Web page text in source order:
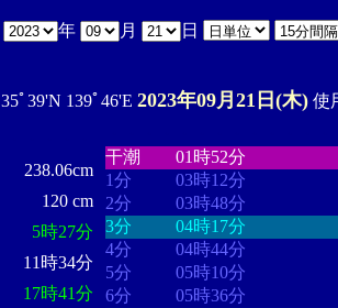
年 月 日
35ﾟ39'N 139ﾟ46'E 2023年09月21日(木) 使
238.06cm
120 cm
5時27分
11時34分
17時41分
干潮
01時52分
1分
03時12分
2分
03時48分
3分
04時17分
4分
04時44分
5分
05時10分
6分
05時36分